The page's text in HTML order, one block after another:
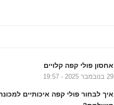
אחסון פולי קפה קלויים
29 בנובמבר 2025 - 19:57
איך לבחור פולי קפה איכותיים